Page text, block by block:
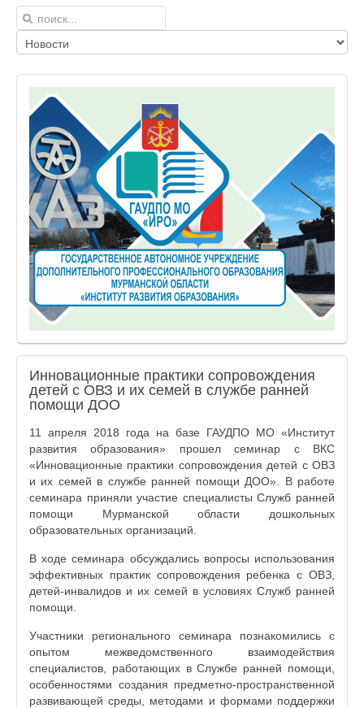
Инновационные практики сопровождения
детей с ОВЗ и их семей в службе ранней
помощи ДОО
11 апреля 2018 года на базе ГАУДПО МО «Институт
развития образования» прошел семинар с ВКС
«Инновационные практики сопровождения детей с ОВЗ
и их семей в службе ранней помощи ДОО». В работе
семинара приняли участие специалисты Служб ранней
помощи Мурманской области дошкольных
образовательных организаций.
В ходе семинара обсуждались вопросы использования
эффективных практик сопровождения ребенка с ОВЗ,
детей-инвалидов и их семей в условиях Служб ранней
помощи.
Участники регионального семинара познакомились с
опытом межведомственного взаимодействия
специалистов, работающих в Службе ранней помощи,
особенностями создания предметно-пространственной
развивающей среды, методами и формами поддержки